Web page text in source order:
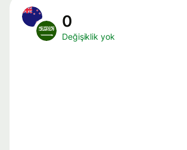
0
Değişiklik yok